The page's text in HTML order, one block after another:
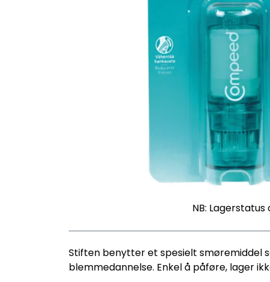
NB:
Stiften benytter et spesielt smøremiddel
blemmedannelse. Enkel å påføre, lager